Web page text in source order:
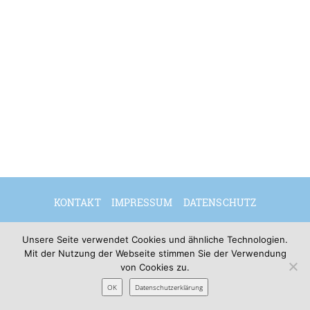
© 2026 Sibylle Seidel
KONTAKT IMPRESSUM DATENSCHUTZ
DEUTSCH
Unsere Seite verwendet Cookies und ähnliche Technologien.
Mit der Nutzung der Webseite stimmen Sie der Verwendung
von Cookies zu.
OK Datenschutzerklärung